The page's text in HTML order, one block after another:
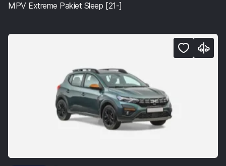
MPV Extreme Pakiet Sleep [21-]